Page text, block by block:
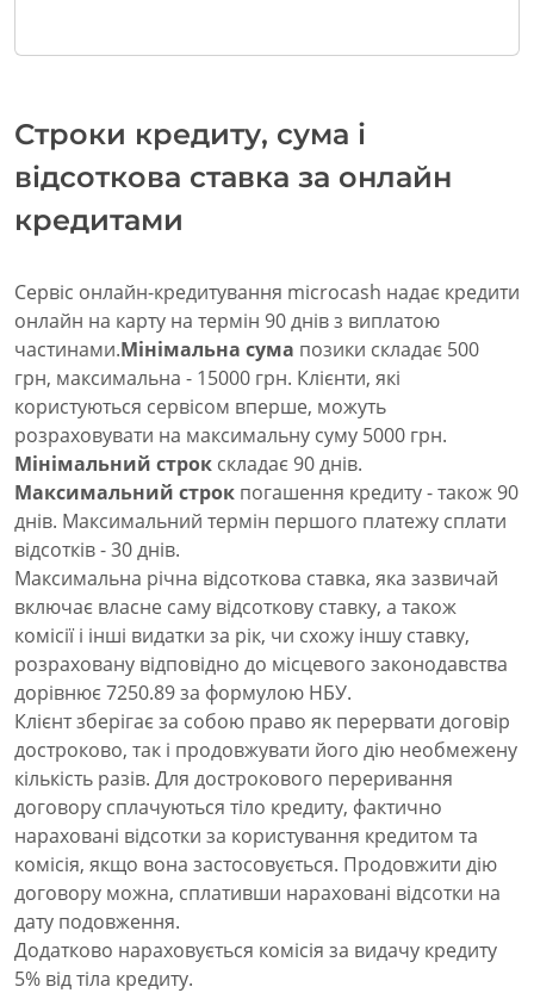
Строки кредиту, сума і
відсоткова ставка за онлайн
кредитами
Сервіс онлайн-кредитування microcash надає кредити
онлайн на карту на термін 90 днів з виплатою
частинами.Мінімальна сума позики складає 500
грн, максимальна - 15000 грн. Клієнти, які
користуються сервісом вперше, можуть
розраховувати на максимальну суму 5000 грн.
Мінімальний строк складає 90 днів.
Максимальний строк погашення кредиту - також 90
днів. Максимальний термін першого платежу сплати
відсотків - 30 днів.
Максимальна річна відсоткова ставка, яка зазвичай
включає власне саму відсоткову ставку, а також
комісії і інші видатки за рік, чи схожу іншу ставку,
розраховану відповідно до місцевого законодавства
дорівнює 7250.89 за формулою НБУ.
Клієнт зберігає за собою право як перервати договір
достроково, так і продовжувати його дію необмежену
кількість разів. Для дострокового переривання
договору сплачуються тіло кредиту, фактично
нараховані відсотки за користування кредитом та
комісія, якщо вона застосовується. Продовжити дію
договору можна, сплативши нараховані відсотки на
дату подовження.
Додатково нараховується комісія за видачу кредиту
5% від тіла кредиту.